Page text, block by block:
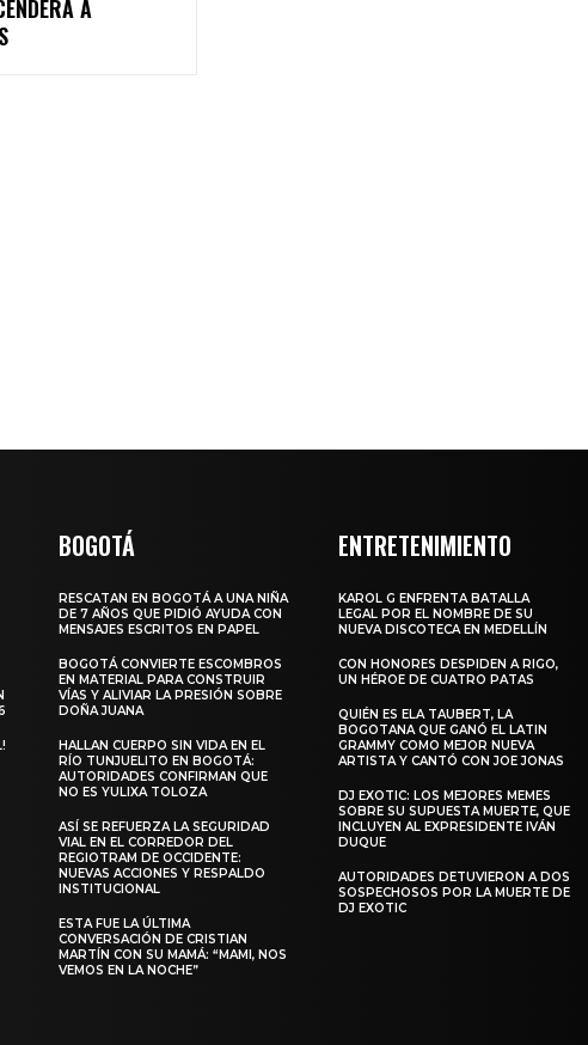
A
BOGOTÁ
RESCATAN EN BOGOTÁ A UNA NIÑA
DE 7 AÑOS QUE PIDIÓ AYUDA CON
MENSAJES ESCRITOS EN PAPEL
BOGOTÁ CONVIERTE ESCOMBROS
EN MATERIAL PARA CONSTRUIR
VÍAS Y ALIVIAR LA PRESIÓN SOBRE
DOÑA JUANA
HALLAN CUERPO SIN VIDA EN EL
RÍO TUNJUELITO EN BOGOTÁ:
AUTORIDADES CONFIRMAN QUE
NO ES YULIXA TOLOZA
ASÍ SE REFUERZA LA SEGURIDAD
VIAL EN EL CORREDOR DEL
REGIOTRAM DE OCCIDENTE:
NUEVAS ACCIONES Y RESPALDO
INSTITUCIONAL
ESTA FUE LA ÚLTIMA
CONVERSACIÓN DE CRISTIAN
MARTÍN CON SU MAMÁ: “MAMI, NOS
VEMOS EN LA NOCHE”
ENTRETENIMIENTO
KAROL G ENFRENTA BATALLA
LEGAL POR EL NOMBRE DE SU
NUEVA DISCOTECA EN MEDELLÍN
CON HONORES DESPIDEN A RIGO,
UN HÉROE DE CUATRO PATAS
QUIÉN ES ELA TAUBERT, LA
BOGOTANA QUE GANÓ EL LATIN
GRAMMY COMO MEJOR NUEVA
ARTISTA Y CANTÓ CON JOE JONAS
DJ EXOTIC: LOS MEJORES MEMES
SOBRE SU SUPUESTA MUERTE, QUE
INCLUYEN AL EXPRESIDENTE IVÁN
DUQUE
AUTORIDADES DETUVIERON A DOS
SOSPECHOSOS POR LA MUERTE DE
DJ EXOTIC